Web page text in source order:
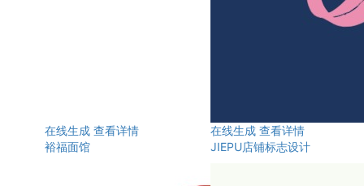
在线生成 查看详情
裕福面馆
在线生成 查看详情
JIEPU店铺标志设计